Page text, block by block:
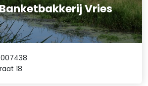
Vries
18